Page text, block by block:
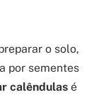
o solo,
por sementes
calêndulas é